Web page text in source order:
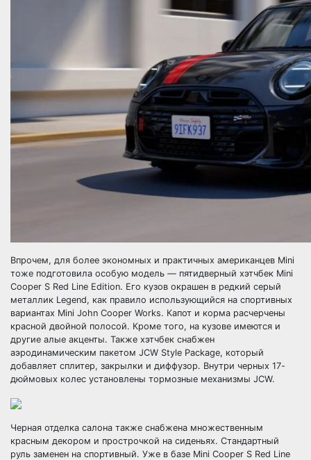
Впрочем, для более экономных и практичных американцев Mini
тоже подготовила особую модель — пятидверный хэтчбек Mini
Cooper S Red Line Edition. Его кузов окрашен в редкий серый
металлик Legend, как правило использующийся на спортивных
вариантах Mini John Cooper Works. Капот и корма расчерчены
красной двойной полосой. Кроме того, на кузове имеются и
другие алые акценты. Также хэтчбек снабжен
аэродинамическим пакетом JCW Style Package, который
добавляет сплитер, закрылки и диффузор. Внутри черных 17-
дюймовых колес установлены тормозные механизмы JCW.
Черная отделка салона также снабжена множественным
красным декором и прострочкой на сиденьях. Стандартный
руль заменен на спортивный. Уже в базе Mini Cooper S Red Line